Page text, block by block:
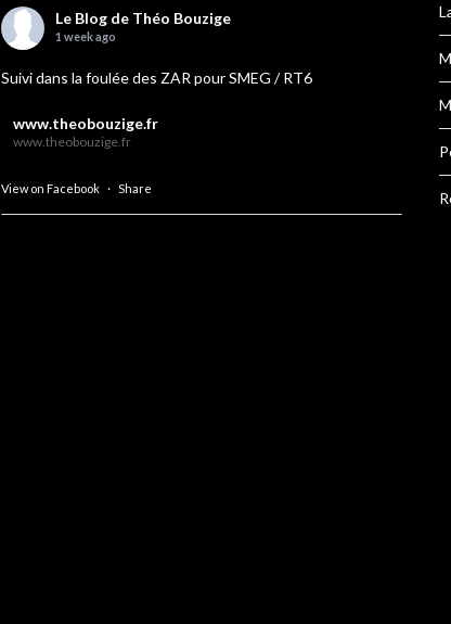
Le Blog de Théo Bouzige
1 week ago
Suivi dans la foulée des ZAR pour SMEG / RT6
www.theobouzige.fr
www.theobouzige.fr
View on Facebook · Share